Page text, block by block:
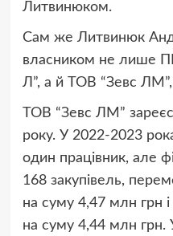
Литвинюком.
Сам же Литвинюк
власником не лише
Л”, а й ТОВ “Зевс
ТОВ “Зевс ЛМ”
року. У 2022-2023
один працівник, але
168 закупівель,
на суму 4,47 млн грн і
на суму 4,44 млн грн.